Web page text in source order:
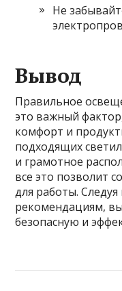
Не
Вывод
Правильное
это важный
комфорт и
подходящих
и грамотное
все это позволит
для работы.
рекомендациям,
безопасную и